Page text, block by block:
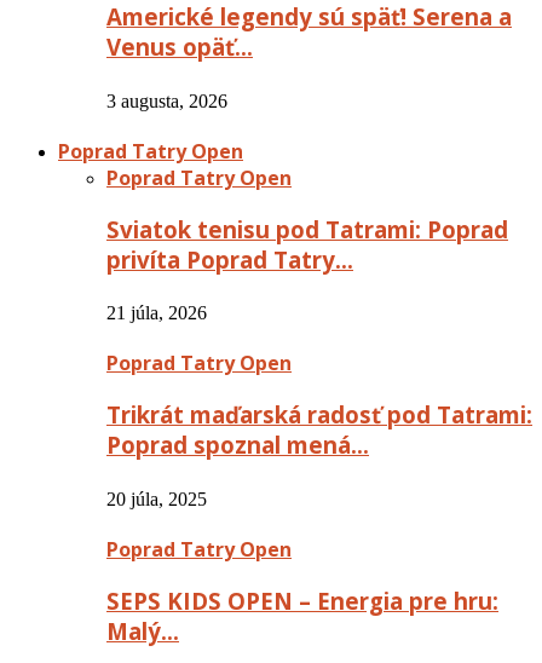
Americké legendy sú späť! Serena a
Venus opäť…
3 augusta, 2026
Poprad Tatry Open
Poprad Tatry Open
Sviatok tenisu pod Tatrami: Poprad
privíta Poprad Tatry…
21 júla, 2026
Poprad Tatry Open
Trikrát maďarská radosť pod Tatrami:
Poprad spoznal mená…
20 júla, 2025
Poprad Tatry Open
SEPS KIDS OPEN – Energia pre hru:
Malý…